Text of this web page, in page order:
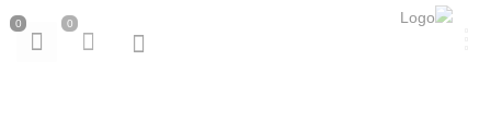
0 0